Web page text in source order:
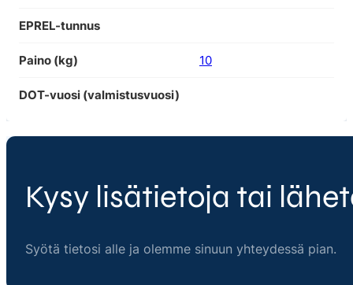
EPREL-tunnus
Paino (kg) 10
DOT-vuosi (valmistusvuosi)
Kysy lisätietoja tai
Syötä tietosi alle ja olemme sinuun yhteydessä pian.